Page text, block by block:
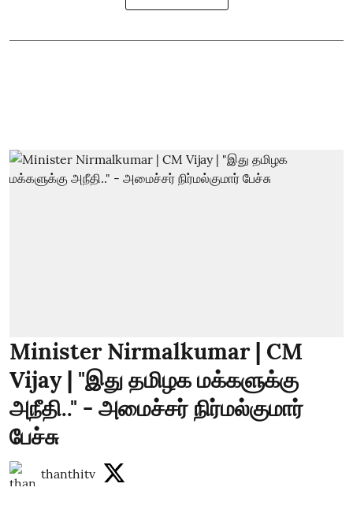
Minister Nirmalkumar | CM
Vijay | "இது தமிழக மக்களுக்கு
அநீதி.." - அமைச்சர் நிர்மல்குமார்
பேச்சு
thanthitv